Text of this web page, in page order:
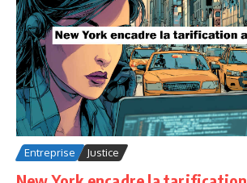
Entreprise Justice